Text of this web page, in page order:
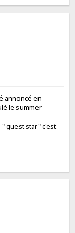
annoncé en
le summer
guest star" c'est